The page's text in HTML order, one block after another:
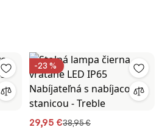
-23 %
29,95 €38,95 €